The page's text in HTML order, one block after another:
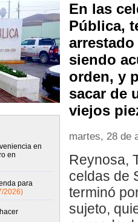
en
en
para
2026)
En las
Pública,
siendo
orden, y
sacar de
viejos
martes, 28 de
Reynosa,
celdas de
terminó
sujeto,